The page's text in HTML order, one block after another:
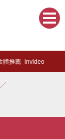
體推薦_invideo